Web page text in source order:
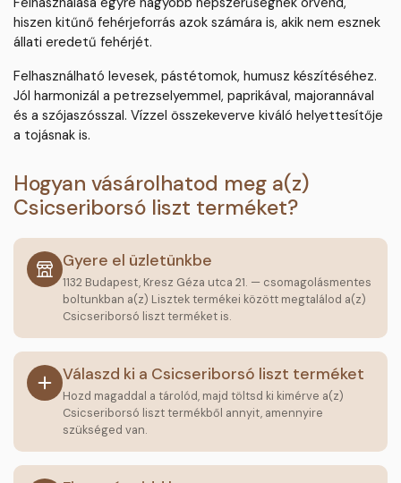
hiszen kitűnő fehérjeforrás azok számára is, akik nem esznek
állati eredetű fehérjét.
Felhasználható levesek, pástétomok, humusz készítéséhez.
Jól harmonizál a petrezselyemmel, paprikával, majorannával
és a szójaszósszal. Vízzel összekeverve kiváló helyettesítője
a tojásnak is.
Hogyan vásárolhatod meg a(z)
Csicseriborsó liszt terméket?
Gyere el üzletünkbe
1132 Budapest, Kresz Géza utca 21. — csomagolásmentes
boltunkban a(z) Lisztek termékei között megtalálod a(z)
Csicseriborsó liszt terméket is.
Válaszd ki a Csicseriborsó liszt terméket
Hozd magaddal a tárolód, majd töltsd ki kimérve a(z)
Csicseriborsó liszt termékből annyit, amennyire
szükséged van.